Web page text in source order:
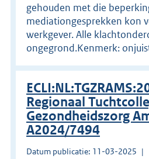
gehouden met die
mediationgesprekken kon
werkgever. Alle
ongegrond.Kenmerk:
Regionaal
Gezondheidszorg
A2024/7494
Datum publicatie: 11-03-2025